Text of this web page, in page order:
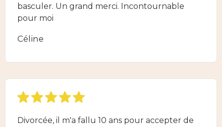
basculer. Un grand merci. Incontournable
pour moi
Céline
Divorcée, il m'a fallu 10 ans pour accepter de